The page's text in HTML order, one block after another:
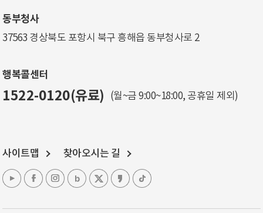
동부청사
37563 경상북도 포항시 북구 흥해읍 동부청사로 2
행복콜센터
1522-0120(유료) (월~금 9:00~18:00, 공휴일 제외)
사이트맵 찾아오시는 길